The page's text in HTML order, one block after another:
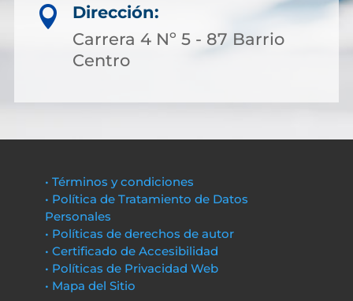

Dirección:
Carrera 4 Nº 5 - 87 Barrio
Centro
• Términos y condiciones
• Política de Tratamiento de Datos
Personales
• Políticas de derechos de autor
• Certificado de Accesibilidad
• Políticas de Privacidad Web
• Mapa del Sitio